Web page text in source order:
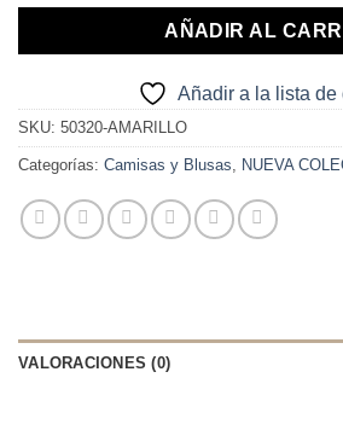
AÑADIR AL
Añadir a la lista de
SKU: 50320-AMARILLO
Categorías: Camisas y Blusas, NUEVA
VALORACIONES (0)